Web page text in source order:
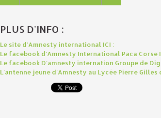
PLUS D'INFO :
Le site d'Amnesty international ICI :
Le facebook d'Amnesty International Paca Corse
Le facebook D'amnesty internation Groupe de
L'antenne jeune d'Amnesty au Lycée Pierre Gilles